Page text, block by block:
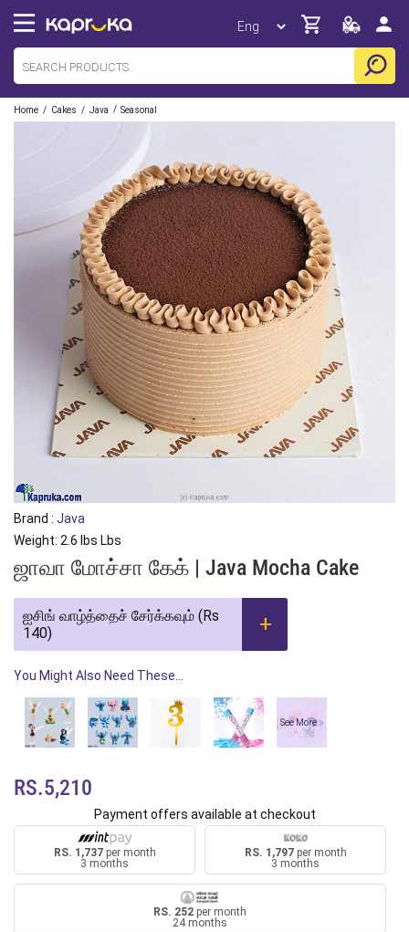
Home / Cakes / Java / Seasonal
Brand : Java
Weight: 2.6 lbs Lbs
ஜாவா மோச்சா கேக் | Java Mocha Cake
ஐசிங் வாழ்த்தைச் சேர்க்கவும் (Rs
140)
You Might Also Need These...
See More
RS.5,210
Payment offers available at checkout
RS. 1,737per month
3 months
RS. 1,797per month
3 months
RS. 252 per month
24 months